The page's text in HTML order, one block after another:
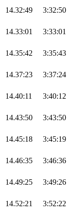
14.32:49 3:32:50
14.33:01 3:33:01
14.35:42 3:35:43
14.37:23 3:37:24
14.40:11 3:40:12
14.43:50 3:43:50
14.45:18 3:45:19
14.46:35 3:46:36
14.49:25 3:49:26
14.52:21 3:52:22